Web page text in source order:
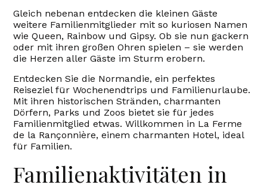
Gleich nebenan entdecken die kleinen Gäste
weitere Familienmitglieder mit so kuriosen Namen
wie Queen, Rainbow und Gipsy. Ob sie nun gackern
oder mit ihren großen Ohren spielen – sie werden
die Herzen aller Gäste im Sturm erobern.
Entdecken Sie die Normandie, ein perfektes
Reiseziel für Wochenendtrips und Familienurlaube.
Mit ihren historischen Stränden, charmanten
Dörfern, Parks und Zoos bietet sie für jedes
Familienmitglied etwas. Willkommen in La Ferme
de la Rançonnière, einem charmanten Hotel, ideal
für Familien.
Familienaktivitäten in